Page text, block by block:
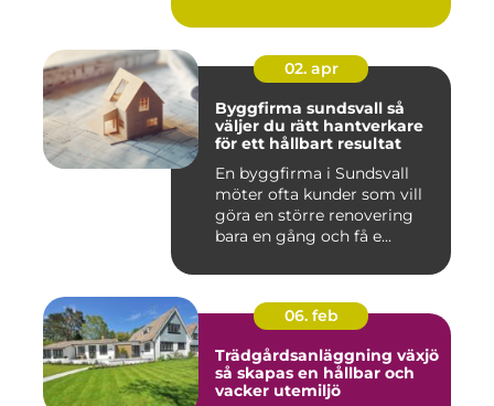
02. apr
Byggfirma sundsvall så
väljer du rätt hantverkare
för ett hållbart resultat
En byggfirma i Sundsvall
möter ofta kunder som vill
göra en större renovering
bara en gång och få e...
06. feb
Trädgårdsanläggning växjö
så skapas en hållbar och
vacker utemiljö